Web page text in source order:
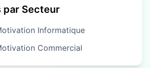
par Secteur
Informatique
Commercial